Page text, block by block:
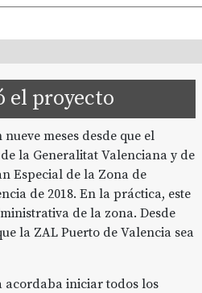
el proyecto
meses desde que el
la Generalitat Valenciana y de
Especial de la Zona de
de 2018. En la práctica, este
de la zona. Desde
la ZAL Puerto de Valencia sea
acordaba iniciar todos los